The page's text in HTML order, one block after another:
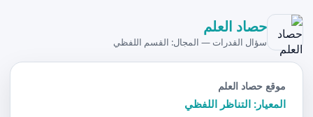
حصاد العلم
سؤال القدرات — المجال: القسم اللفظي
موقع حصاد العلم
المعيار: التناظر اللفظي